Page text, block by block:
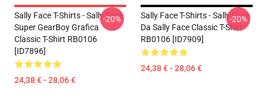
Sally Face T-Shirts - Sally Face
Super GearBoy Grafica
Classic T-Shirt RB0106
[ID7896]
24,38 € - 28,06 €
-20%
Sally Face T-Shirts - Sally Face
Da Sally Face Classic T-Shirt
RB0106 [ID7909]
24,38 € - 28,06 €
-20%